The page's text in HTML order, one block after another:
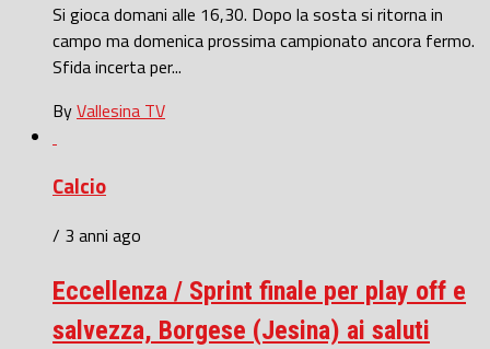
Si gioca domani alle 16,30. Dopo la sosta si ritorna in
campo ma domenica prossima campionato ancora fermo.
Sfida incerta per...
ByVallesina TV
Calcio
/ 3 anni ago
Eccellenza / Sprint finale per play off e
salvezza, Borgese (Jesina) ai saluti